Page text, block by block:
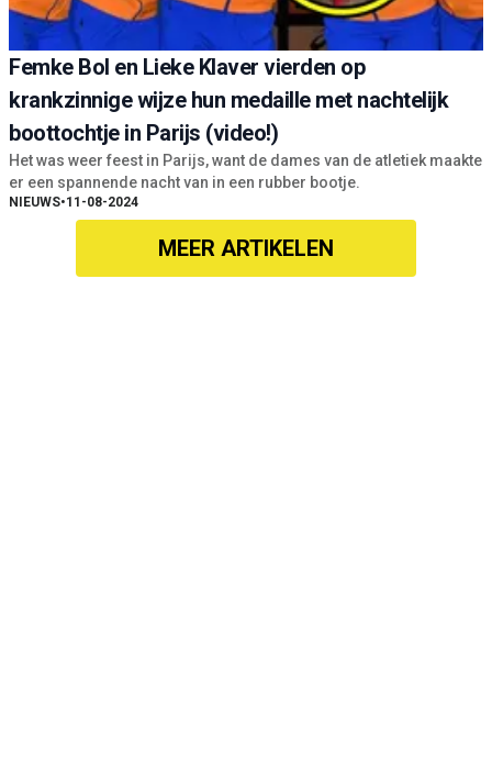
Femke Bol en Lieke Klaver vierden op
krankzinnige wijze hun medaille met nachtelijk
boottochtje in Parijs (video!)
Het was weer feest in Parijs, want de dames van de atletiek maakte
er een spannende nacht van in een rubber bootje.
NIEUWS•11-08-2024
MEER ARTIKELEN